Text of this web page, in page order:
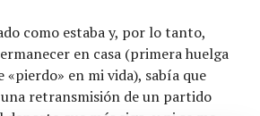
como estaba y, por lo tanto,
en casa (primera huelga
«pierdo» en mi vida), sabía que
retransmisión de un partido